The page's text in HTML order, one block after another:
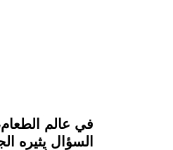
instagramفي عالم
السؤال يثيره